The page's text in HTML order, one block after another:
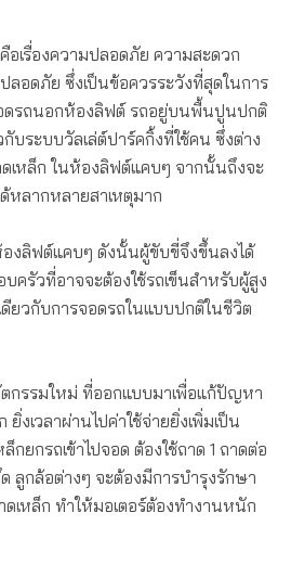
อเรื่องความปลอดภัย ความสะดวก
อดภัย ซึ่งเป็นข้อควรระวังที่สุดในการ
ดรถนอกห้องลิฟต์ รถอยู่บนพื้นปูนปกติ
ระบบวัลเล่ต์ปาร์คกิ้งที่ใช้คน ซึ่งต่าง
ดเหล็ก ในห้องลิฟต์แคบๆ จากนั้นถึงจะ
หลากหลายสาเหตุมาก
งลิฟต์แคบๆ ดังนั้นผู้ขับขี่จึงขึ้นลงได้
ครัวที่อาจจะต้องใช้รถเข็นสำหรับผู้สูง
ยวกับการจอดรถในแบบปกติในชีวิต
กรรมใหม่ ที่ออกแบบมาเพื่อแก้ปัญหา
งเวลาผ่านไปค่าใช้จ่ายยิ่งเพิ่มเป็น
ยกรถเข้าไปจอด ต้องใช้ถาด 1 ถาดต่อ
ลูกล้อต่างๆ จะต้องมีการบำรุงรักษา
เหล็ก ทำให้มอเตอร์ต้องทำงานหนัก